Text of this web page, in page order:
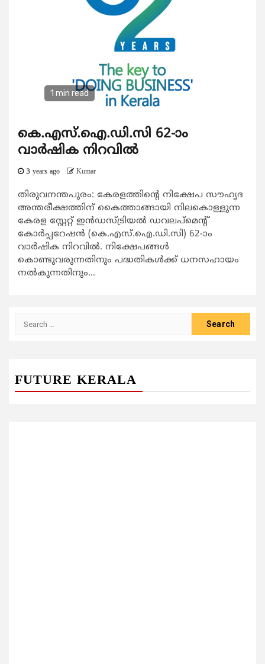
1 min read
കെ.എസ്.ഐ.ഡി.സി 62-ാം
വാര്‍ഷിക നിറവില്‍
3 years ago Kumar
തിരുവനന്തപുരം: കേരളത്തിന്‍റെ നിക്ഷേപ സൗഹൃദ
അന്തരീക്ഷത്തിന് കൈത്താങ്ങായി നിലകൊള്ളുന്ന
കേരള സ്റ്റേറ്റ് ഇന്‍ഡസ്ട്രിയല്‍ ഡവലപ്മെന്‍റ്
കോര്‍പ്പറേഷന്‍ (കെ.എസ്.ഐ.ഡി.സി) 62-ാം
വാര്‍ഷിക നിറവില്‍. നിക്ഷേപങ്ങള്‍
കൊണ്ടുവരുന്നതിനും പദ്ധതികള്‍ക്ക് ധനസഹായം
നല്‍കുന്നതിനും...
FUTURE KERALA